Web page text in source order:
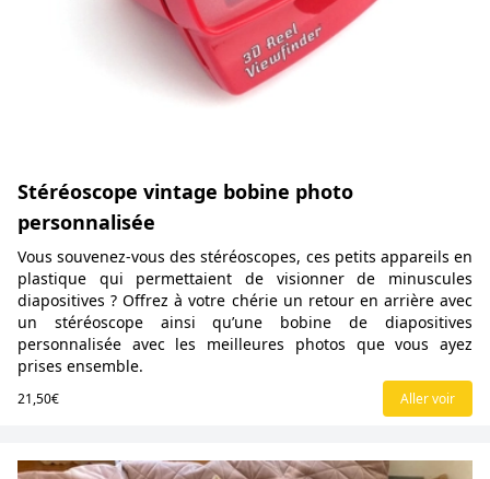
Stéréoscope vintage bobine photo
personnalisée
Vous souvenez-vous des stéréoscopes, ces petits appareils en
plastique qui permettaient de visionner de minuscules
diapositives ? Offrez à votre chérie un retour en arrière avec
un stéréoscope ainsi qu’une bobine de diapositives
personnalisée avec les meilleures photos que vous ayez
prises ensemble.
21,50€ Aller voir